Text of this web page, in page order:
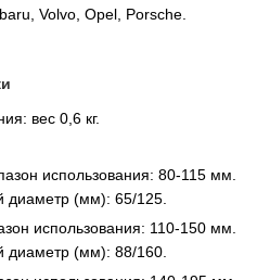
Volvo, Opel, Porsche.
вес 0,6 кг.
использования: 80-115 мм.
диаметр (мм): 65/125.
использования: 110-150 мм.
диаметр (мм): 88/160.